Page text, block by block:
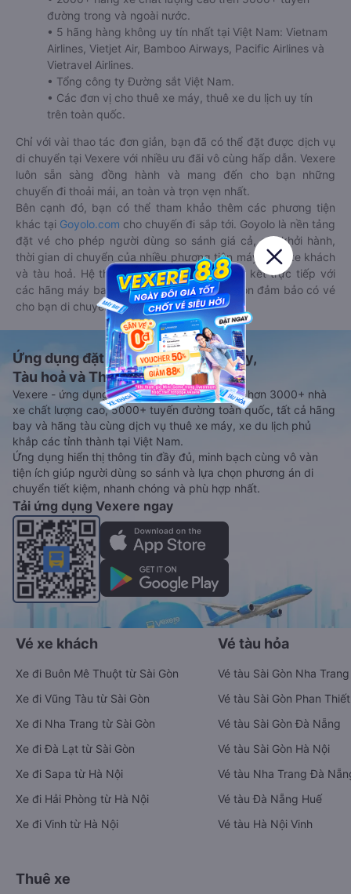
đường trong và ngoài nước.
• 5 hãng hàng không uy tín nhất tại Việt Nam: Vietnam
Airlines, Vietjet Air, Bamboo Airways, Pacific Airlines và
Vietravel Airlines.
• Tổng công ty Đường sắt Việt Nam.
• Các đơn vị cho thuê xe máy, thuê xe du lịch uy tín
trên toàn quốc.
Chỉ với vài thao tác đơn giản, bạn đã có thể đặt được dịch vụ
di chuyển tại Vexere với nhiều ưu đãi vô cùng hấp dẫn. Vexere
luôn sẵn sàng đồng hành và mang đến cho bạn những
chuyến đi thoải mái, an toàn và trọn vẹn nhất.
Bên cạnh đó, bạn có thể tham khảo thêm các phương tiện
khác tại Goyolo.com cho chuyến đi sắp tới. Goyolo là nền tảng
đặt vé cho phép người dùng so sánh giá cả, giờ khởi hành,
thời gian di chuyển của nhiều phương tiện máy bay, xe khách
và tàu hoả. Hệ thống của Goyolo được liên kết trực tiếp với
các hãng máy bay, xe khách và tàu hoả, luôn đảm bảo có vé
cho bạn di chuyển.
Ứng dụng đặt vé Xe khách, Máy bay,
Tàu hoả và Thuê xe
Vexere - ứng dụng đặt vé đa phương tiện với hơn 3000+ nhà
xe chất lượng cao, 5000+ tuyến đường toàn quốc, tất cả hãng
bay và hãng tàu cùng dịch vụ thuê xe máy, xe du lịch phủ
khắp các tỉnh thành tại Việt Nam.
Ứng dụng hiển thị thông tin đầy đủ, minh bạch cùng vô vàn
tiện ích giúp người dùng so sánh và lựa chọn phương án di
chuyển tiết kiệm, nhanh chóng và phù hợp nhất.
Tải ứng dụng Vexere ngay
Vé xe khách
Xe đi Buôn Mê Thuột từ Sài Gòn
Xe đi Vũng Tàu từ Sài Gòn
Xe đi Nha Trang từ Sài Gòn
Xe đi Đà Lạt từ Sài Gòn
Xe đi Sapa từ Hà Nội
Xe đi Hải Phòng từ Hà Nội
Xe đi Vinh từ Hà Nội
Vé tàu hỏa
Vé tàu Sài Gòn Nha Trang
Vé tàu Sài Gòn Phan Thiết
Vé tàu Sài Gòn Đà Nẵng
Vé tàu Sài Gòn Hà Nội
Vé tàu Nha Trang Đà
Vé tàu Đà Nẵng Huế
Vé tàu Hà Nội Vinh
Thuê xe